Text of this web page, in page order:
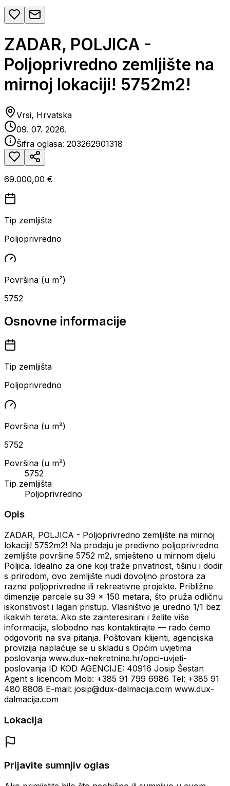
ZADAR, POLJICA -
Poljoprivredno zemljište na
mirnoj lokaciji! 5752m2!
Vrsi, Hrvatska
09. 07. 2026.
Šifra oglasa: 203262901318
69.000,00 €
Tip zemljišta
Poljoprivredno
Površina (u m²)
5752
Osnovne informacije
Tip zemljišta
Poljoprivredno
Površina (u m²)
5752
Površina (u m²)
5752
Tip zemljišta
Poljoprivredno
Opis
ZADAR, POLJICA - Poljoprivredno zemljište na mirnoj
lokaciji! 5752m2! Na prodaju je predivno poljoprivredno
zemljište površine 5752 m2, smješteno u mirnom dijelu
Poljica. Idealno za one koji traže privatnost, tišinu i dodir
s prirodom, ovo zemljište nudi dovoljno prostora za
razne poljoprivredne ili rekreativne projekte. Približne
dimenzije parcele su 39 x 150 metara, što pruža odličnu
iskoristivost i lagan pristup. Vlasništvo je uredno 1/1 bez
ikakvih tereta. Ako ste zainteresirani i želite više
informacija, slobodno nas kontaktirajte — rado ćemo
odgovoriti na sva pitanja. Poštovani klijenti, agencijska
provizija naplaćuje se u skladu s Općim uvjetima
poslovanja www.dux-nekretnine.hr/opci-uvjeti-
poslovanja ID KOD AGENCIJE: 40916 Josip Šestan
Agent s licencom Mob: +385 91 799 6986 Tel: +385 91
480 8808 E-mail: josip@dux-dalmacija.com www.dux-
dalmacija.com
Lokacija
Prijavite sumnjiv oglas